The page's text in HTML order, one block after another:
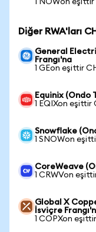
1 NOWon eşittir
Diğer RWA'ları
General
Frangı'na
1 GEon eşittir
Equinix (Ondo
1 EQIXon eşittir
Snowflake
1 SNOWon
CoreWeave
1 CRWVon
Global X
İsviçre
1 COPXon